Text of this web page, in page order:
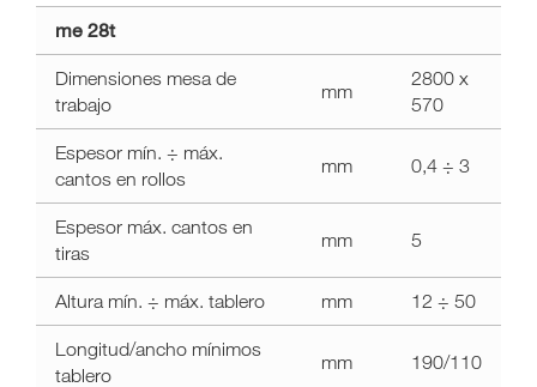
técnicos
me
28t
me 28t
Dimensiones mesa de
trabajo
mm
2800 x
570
Espesor mín. ÷ máx.
cantos en rollos
mm 0,4 ÷ 3
Espesor máx. cantos en
tiras
mm 5
Altura mín. ÷ máx. tablero mm 12 ÷ 50
Longitud/ancho mínimos
tablero
mm 190/110